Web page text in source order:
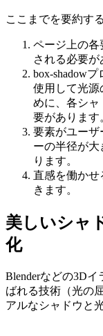
ここまでを要約する
ページ上の各
される必要が
box-shadowプ
使用して光源
めに、各シャ
要があります
要素がユーザ
ーの半径が
ります。
直感を働かせ
きます。
美しいシャ
化
Blenderなどの3D
ばれる技術（光の
アルなシャドウと